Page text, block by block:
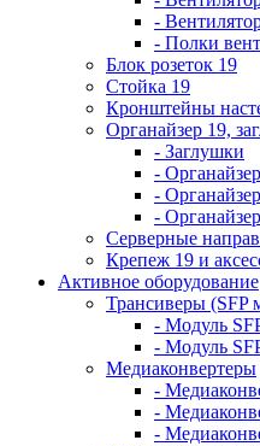
-
- Полки
Блок розеток 19
Стойка 19
Кронштейны
Органайзер 19,
- Заглушки
-
-
-
Серверные
Крепеж 19 и
Активное оборудование
Трансиверы (SFP
- Модуль
- Модуль
Медиаконвертеры
-
-
-